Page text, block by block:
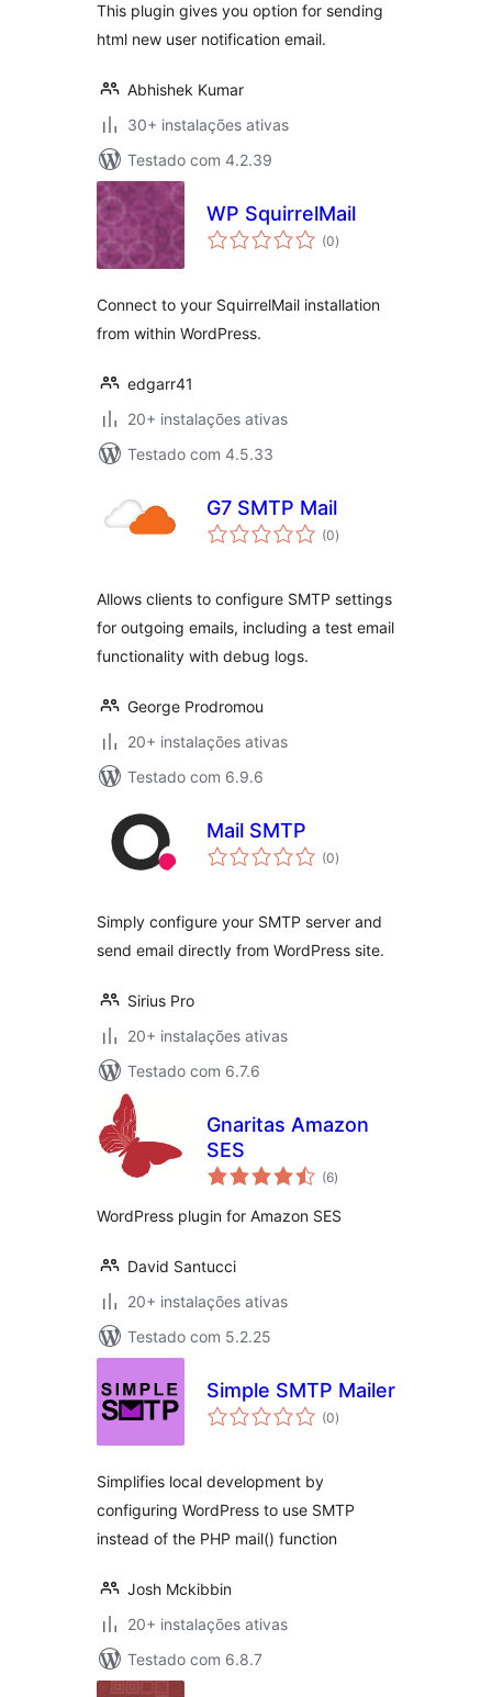
This plugin gives you option for sending
html new user notification email.
Abhishek Kumar
30+ instalações ativas
Testado com 4.2.39
WP SquirrelMail
(0avaliações
totais
)
Connect to your SquirrelMail installation
from within WordPress.
edgarr41
20+ instalações ativas
Testado com 4.5.33
G7 SMTP Mail
(0avaliações
totais
)
Allows clients to configure SMTP settings
for outgoing emails, including a test email
functionality with debug logs.
George Prodromou
20+ instalações ativas
Testado com 6.9.6
Mail SMTP
(0avaliações
totais
)
Simply configure your SMTP server and
send email directly from WordPress site.
Sirius Pro
20+ instalações ativas
Testado com 6.7.6
Gnaritas Amazon
SES
(6avaliações
totais
)
WordPress plugin for Amazon SES
David Santucci
20+ instalações ativas
Testado com 5.2.25
Simple SMTP Mailer
(0avaliações
totais
)
Simplifies local development by
configuring WordPress to use SMTP
instead of the PHP mail() function
Josh Mckibbin
20+ instalações ativas
Testado com 6.8.7